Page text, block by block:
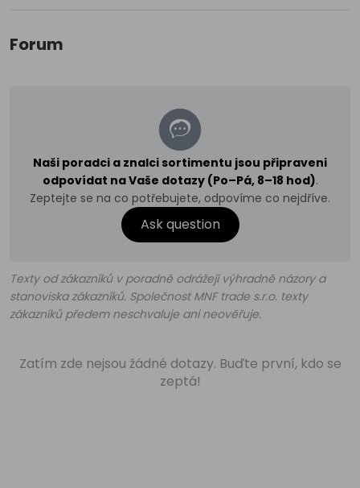
Forum
Naši poradci a znalci sortimentu jsou připraveni
odpovídat na Vaše dotazy (Po–Pá, 8–18 hod).
Zeptejte se na co potřebujete, odpovíme co nejdříve.
Ask question
Texty od zákazníků v poradně odrážejí výhradně názory a
stanoviska zákazníků. Společnost MNF trade s.r.o. texty
zákazníků předem neschvaluje ani neověřuje.
Zatím zde nejsou žádné dotazy. Buďte první, kdo se
zeptá!